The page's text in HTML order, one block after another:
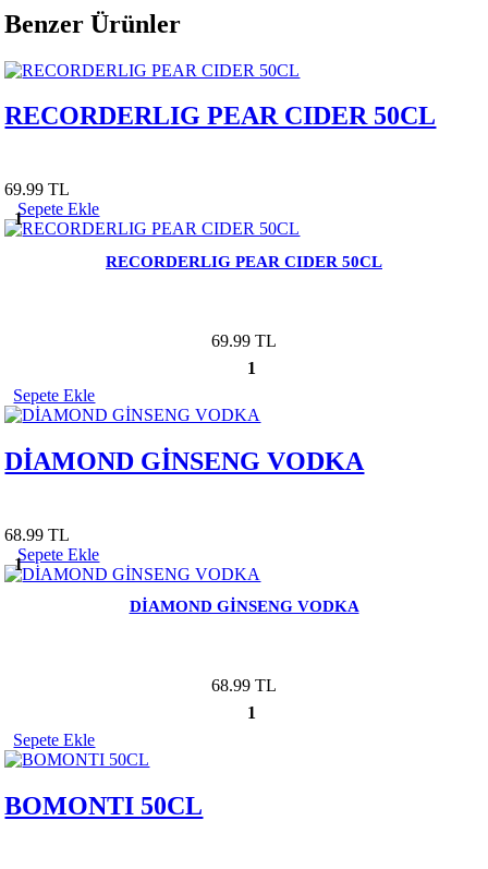
Benzer Ürünler
RECORDERLIG PEAR CIDER 50CL
69.99 TL
1
Sepete Ekle
RECORDERLIG PEAR CIDER 50CL
69.99 TL
1
Sepete Ekle
DİAMOND GİNSENG VODKA
68.99 TL
1
Sepete Ekle
DİAMOND GİNSENG VODKA
68.99 TL
1
Sepete Ekle
BOMONTI 50CL